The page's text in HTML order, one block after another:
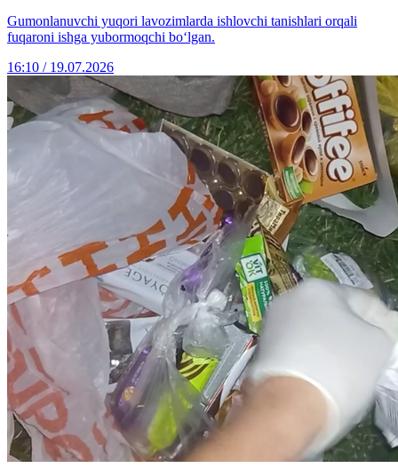
Gumonlanuvchi yuqori lavozimlarda ishlovchi tanishlari orqali
fuqaroni ishga yubormoqchi bo‘lgan.
16:10 / 19.07.2026